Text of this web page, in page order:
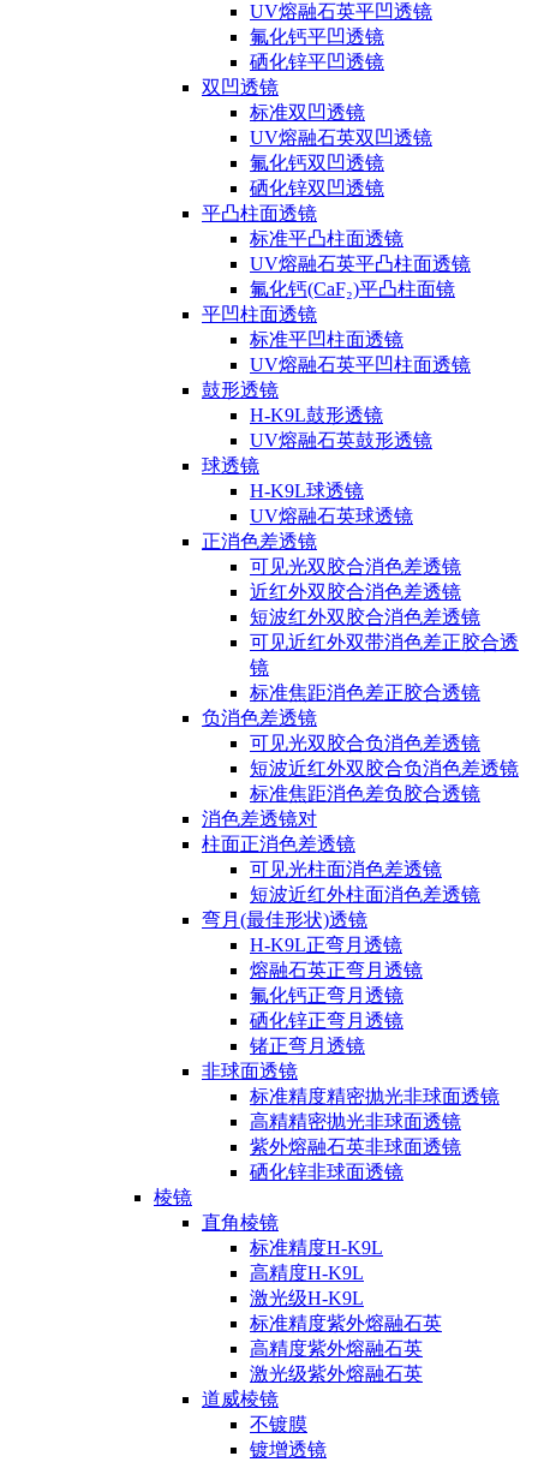
UV熔融石英平凹透镜
氟化钙平凹透镜
硒化锌平凹透镜
双凹透镜
标准双凹透镜
UV熔融石英双凹透镜
氟化钙双凹透镜
硒化锌双凹透镜
平凸柱面透镜
标准平凸柱面透镜
UV熔融石英平凸柱面透镜
氟化钙(CaF₂)平凸柱面镜
平凹柱面透镜
标准平凹柱面透镜
UV熔融石英平凹柱面透镜
鼓形透镜
H-K9L鼓形透镜
UV熔融石英鼓形透镜
球透镜
H-K9L球透镜
UV熔融石英球透镜
正消色差透镜
可见光双胶合消色差透镜
近红外双胶合消色差透镜
短波红外双胶合消色差透镜
可见近红外双带消色差正胶合透
镜
标准焦距消色差正胶合透镜
负消色差透镜
可见光双胶合负消色差透镜
短波近红外双胶合负消色差透镜
标准焦距消色差负胶合透镜
消色差透镜对
柱面正消色差透镜
可见光柱面消色差透镜
短波近红外柱面消色差透镜
弯月(最佳形状)透镜
H-K9L正弯月透镜
熔融石英正弯月透镜
氟化钙正弯月透镜
硒化锌正弯月透镜
锗正弯月透镜
非球面透镜
标准精度精密抛光非球面透镜
高精精密抛光非球面透镜
紫外熔融石英非球面透镜
硒化锌非球面透镜
棱镜
直角棱镜
标准精度H-K9L
高精度H-K9L
激光级H-K9L
标准精度紫外熔融石英
高精度紫外熔融石英
激光级紫外熔融石英
道威棱镜
不镀膜
镀增透镜